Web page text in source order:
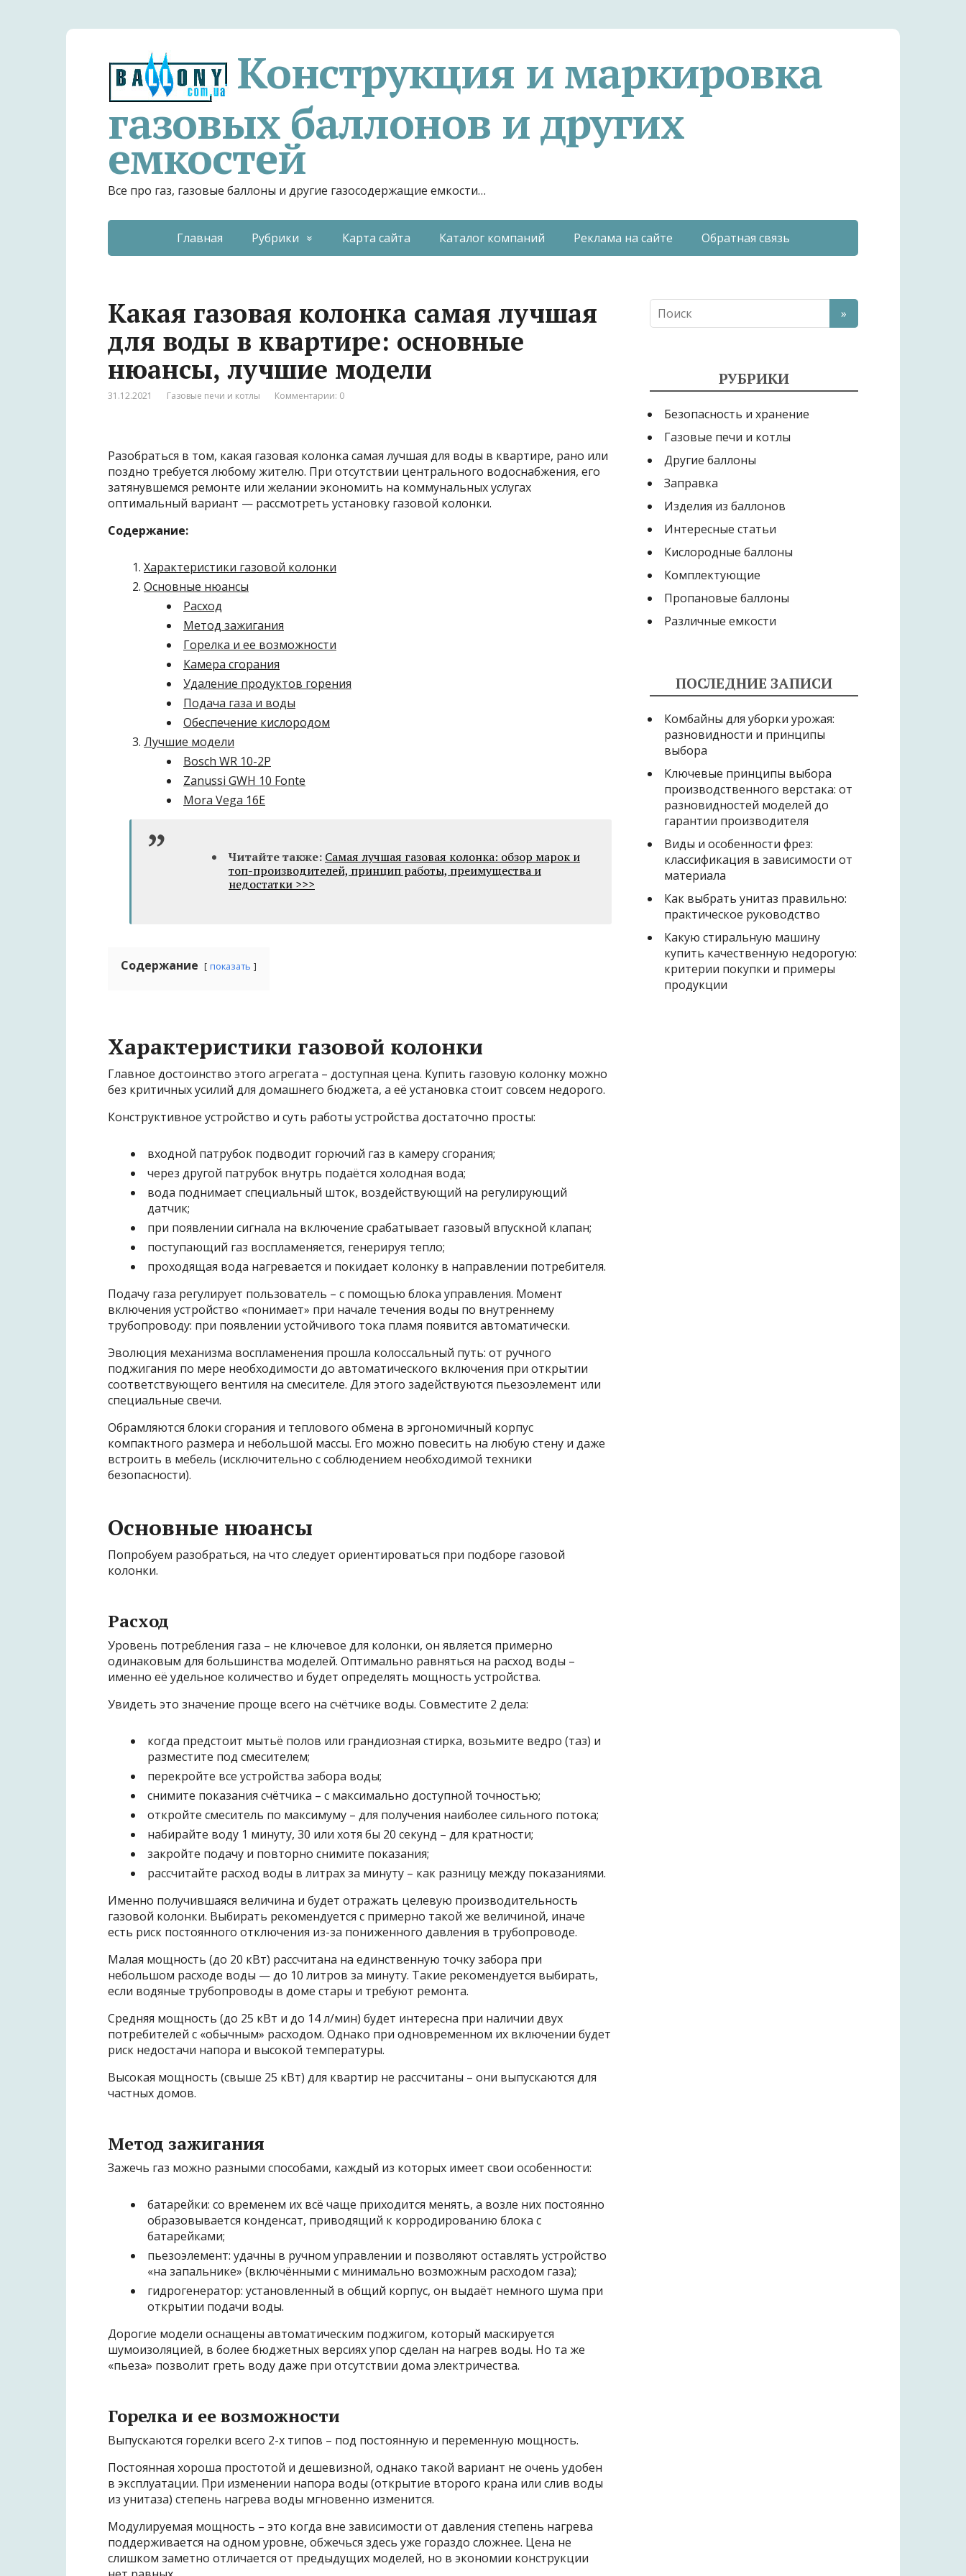
Конструкция и маркировка
газовых баллонов и других
емкостей
Все про газ, газовые баллоны и другие газосодержащие емкости…
Главная Рубрики Карта сайта Каталог компаний Реклама на сайте Обратная связь
Какая газовая колонка самая лучшая
для воды в квартире: основные
нюансы, лучшие модели
31.12.2021 Газовые печи и котлы Комментарии: 0
Разобраться в том, какая газовая колонка самая лучшая для воды в квартире, рано или
поздно требуется любому жителю. При отсутствии центрального водоснабжения, его
затянувшемся ремонте или желании экономить на коммунальных услугах
оптимальный вариант — рассмотреть установку газовой колонки.
Содержание:
Характеристики газовой колонки
Основные нюансы
Расход
Метод зажигания
Горелка и ее возможности
Камера сгорания
Удаление продуктов горения
Подача газа и воды
Обеспечение кислородом
Лучшие модели
Bosch WR 10-2P
Zanussi GWH 10 Fonte
Mora Vega 16E
Читайте также: Самая лучшая газовая колонка: обзор марок и
топ-производителей, принцип работы, преимущества и
недостатки >>>
Содержание показать
Характеристики газовой колонки
Главное достоинство этого агрегата – доступная цена. Купить газовую колонку можно
без критичных усилий для домашнего бюджета, а её установка стоит совсем недорого.
Конструктивное устройство и суть работы устройства достаточно просты:
входной патрубок подводит горючий газ в камеру сгорания;
через другой патрубок внутрь подаётся холодная вода;
вода поднимает специальный шток, воздействующий на регулирующий
датчик;
при появлении сигнала на включение срабатывает газовый впускной клапан;
поступающий газ воспламеняется, генерируя тепло;
проходящая вода нагревается и покидает колонку в направлении потребителя.
Подачу газа регулирует пользователь – с помощью блока управления. Момент
включения устройство «понимает» при начале течения воды по внутреннему
трубопроводу: при появлении устойчивого тока пламя появится автоматически.
Эволюция механизма воспламенения прошла колоссальный путь: от ручного
поджигания по мере необходимости до автоматического включения при открытии
соответствующего вентиля на смесителе. Для этого задействуются пьезоэлемент или
специальные свечи.
Обрамляются блоки сгорания и теплового обмена в эргономичный корпус
компактного размера и небольшой массы. Его можно повесить на любую стену и даже
встроить в мебель (исключительно с соблюдением необходимой техники
безопасности).
Основные нюансы
Попробуем разобраться, на что следует ориентироваться при подборе газовой
колонки.
Расход
Уровень потребления газа – не ключевое для колонки, он является примерно
одинаковым для большинства моделей. Оптимально равняться на расход воды –
именно её удельное количество и будет определять мощность устройства.
Увидеть это значение проще всего на счётчике воды. Совместите 2 дела:
когда предстоит мытьё полов или грандиозная стирка, возьмите ведро (таз) и
разместите под смесителем;
перекройте все устройства забора воды;
снимите показания счётчика – с максимально доступной точностью;
откройте смеситель по максимуму – для получения наиболее сильного потока;
набирайте воду 1 минуту, 30 или хотя бы 20 секунд – для кратности;
закройте подачу и повторно снимите показания;
рассчитайте расход воды в литрах за минуту – как разницу между показаниями.
Именно получившаяся величина и будет отражать целевую производительность
газовой колонки. Выбирать рекомендуется с примерно такой же величиной, иначе
есть риск постоянного отключения из-за пониженного давления в трубопроводе.
Малая мощность (до 20 кВт) рассчитана на единственную точку забора при
небольшом расходе воды — до 10 литров за минуту. Такие рекомендуется выбирать,
если водяные трубопроводы в доме стары и требуют ремонта.
Средняя мощность (до 25 кВт и до 14 л/мин) будет интересна при наличии двух
потребителей с «обычным» расходом. Однако при одновременном их включении будет
риск недостачи напора и высокой температуры.
Высокая мощность (свыше 25 кВт) для квартир не рассчитаны – они выпускаются для
частных домов.
Метод зажигания
Зажечь газ можно разными способами, каждый из которых имеет свои особенности:
батарейки: со временем их всё чаще приходится менять, а возле них постоянно
образовывается конденсат, приводящий к корродированию блока с
батарейками;
пьезоэлемент: удачны в ручном управлении и позволяют оставлять устройство
«на запальнике» (включёнными с минимально возможным расходом газа);
гидрогенератор: установленный в общий корпус, он выдаёт немного шума при
открытии подачи воды.
Дорогие модели оснащены автоматическим поджигом, который маскируется
шумоизоляцией, в более бюджетных версиях упор сделан на нагрев воды. Но та же
«пьеза» позволит греть воду даже при отсутствии дома электричества.
Горелка и ее возможности
Выпускаются горелки всего 2-х типов – под постоянную и переменную мощность.
Постоянная хороша простотой и дешевизной, однако такой вариант не очень удобен
в эксплуатации. При изменении напора воды (открытие второго крана или слив воды
из унитаза) степень нагрева воды мгновенно изменится.
Модулируемая мощность – это когда вне зависимости от давления степень нагрева
поддерживается на одном уровне, обжечься здесь уже гораздо сложнее. Цена не
слишком заметно отличается от предыдущих моделей, но в экономии конструкции
РУБРИКИ
Безопасность и хранение
Газовые печи и котлы
Другие баллоны
Заправка
Изделия из баллонов
Интересные статьи
Кислородные баллоны
Комплектующие
Пропановые баллоны
Различные емкости
ПОСЛЕДНИЕ ЗАПИСИ
Комбайны для уборки урожая:
разновидности и принципы
выбора
Ключевые принципы выбора
производственного верстака: от
разновидностей моделей до
гарантии производителя
Виды и особенности фрез:
классификация в зависимости от
материала
Как выбрать унитаз правильно:
практическое руководство
Какую стиральную машину
купить качественную недорогую:
критерии покупки и примеры
продукции